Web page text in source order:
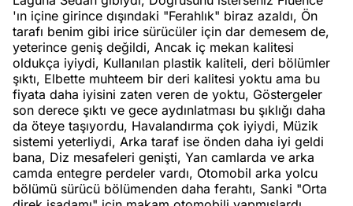
'ın içine girince dışındaki "Ferahlık" biraz azaldı, Ön
tarafı benim gibi irice sürücüler için dar demesem de,
yeterince geniş değildi, Ancak iç mekan kalitesi
oldukça iyiydi, Kullanılan plastik kaliteli, deri bölümler
şıktı, Elbette muhteem bir deri kalitesi yoktu ama bu
fiyata daha iyisini zaten veren de yoktu, Göstergeler
son derece şıktı ve gece aydınlatması bu şıklığı daha
da öteye taşıyordu, Havalandırma çok iyiydi, Müzik
sistemi yeterliydi, Arka taraf ise önden daha iyi geldi
bana, Diz mesafeleri genişti, Yan camlarda ve arka
camda entegre perdeler vardı, Otomobil arka yolcu
bölümü sürücü bölümenden daha ferahtı, Sanki "Orta